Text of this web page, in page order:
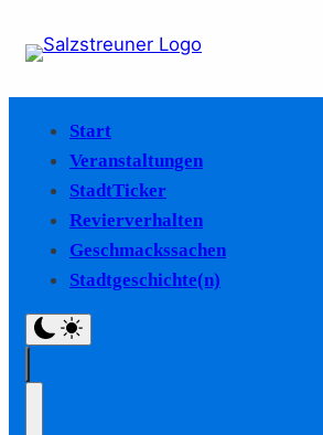
Start
Veranstaltungen
StadtTicker
Revierverhalten
Geschmackssachen
Stadtgeschichte(n)